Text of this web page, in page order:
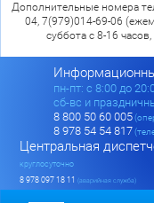
Дополнительные номера
04, 7(979)014-69-06
суббота с 8-16
пн-пт: c 8:00 до
сб-вс и
8 800 50 60 005
8 978 54 54 817
Центральная
круглосуточно
8 978 097 18 11 (аварийная служба)